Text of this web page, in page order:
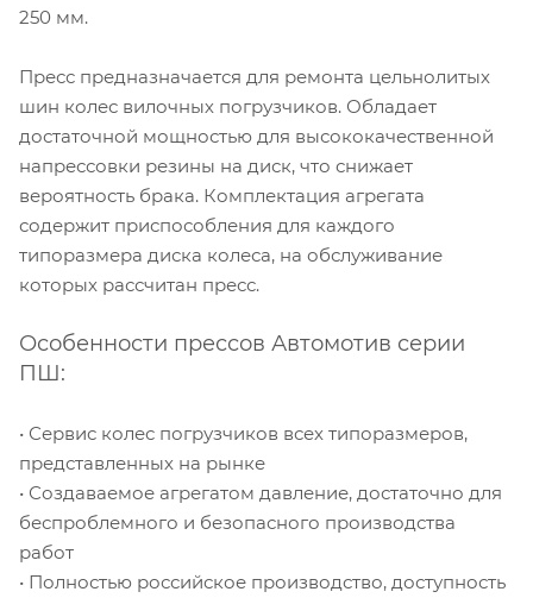
250 мм.
Пресс предназначается для ремонта цельнолитых
шин колес вилочных погрузчиков. Обладает
достаточной мощностью для высококачественной
напрессовки резины на диск, что снижает
вероятность брака. Комплектация агрегата
содержит приспособления для каждого
типоразмера диска колеса, на обслуживание
которых рассчитан пресс.
Особенности прессов Автомотив серии
ПШ:
• Сервис колес погрузчиков всех типоразмеров,
представленных на рынке
• Создаваемое агрегатом давление, достаточно для
беспроблемного и безопасного производства
работ
• Полностью российское производство, доступность